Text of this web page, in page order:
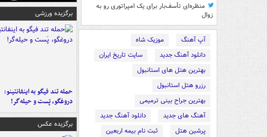
منظره‌ای تأسف‌بار برای یک امپراتوری رو به
زوال
آپ آهنگ
موزیک شاه
دانلود آهنگ جدید
سایت تاریخ ایران
بهترین هتل های استانبول
رزرو هتل استانبول
بهترین جراح بینی ترمیمی
آهنگ های جدید
دانلود آهنگ جدید
پرشین هتل
ثبت نام بیمه اربعین
برگزیده ورزشی
حمله تند فیگو به اینفانتینو:
دروغگو، پَست‌ و حیله‌گر!
برگزیده عکس